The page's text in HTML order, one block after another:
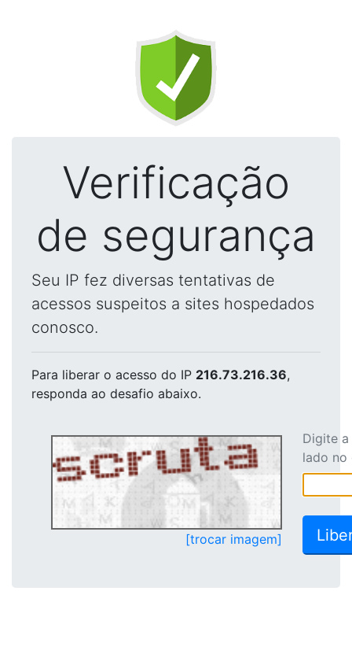
Verificação
de segurança
Seu IP fez diversas tentativas de
acessos suspeitos a sites hospedados
conosco.
Para liberar o acesso do IP 216.73.216.36,
responda ao desafio abaixo.
[trocar imagem]
Digite
lado no